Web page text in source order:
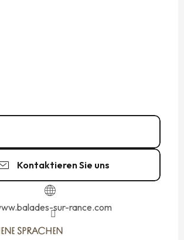
Kontaktieren Sie uns
sur-rance.com
SPRACHEN
SPRACHEN